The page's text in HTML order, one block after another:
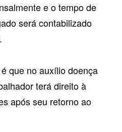
e o tempo de
será contabilizado
que no auxílio doença
terá direito à
após seu retorno ao